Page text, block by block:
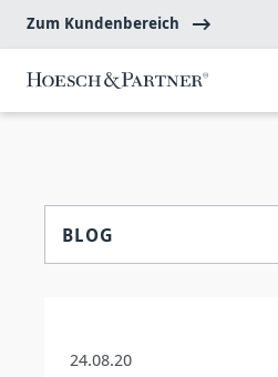
Zum Kundenbereich
BLOG
24.08.20